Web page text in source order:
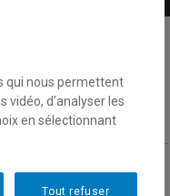
qui nous permettent
vidéo, d’analyser les
en sélectionnant
Tout refuser